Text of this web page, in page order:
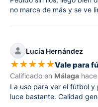
no marca de más y se ve
Lucía Hernández
★★★★★Vale para
Calificado en Málaga hace
La uso para ver el fútbol y
luce bastante. Calidad